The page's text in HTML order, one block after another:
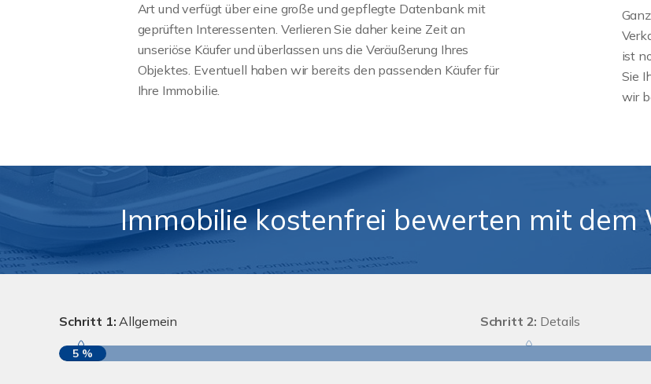
Art und verfügt über eine große und gepflegte Datenbank mit
geprüften Interessenten. Verlieren Sie daher keine Zeit an
unseriöse Käufer und überlassen uns die Veräußerung Ihres
Objektes. Eventuell haben wir bereits den passenden Käufer für
Ihre Immobilie.
ist
Sie
wir
Immobilie kostenfrei bewerten mit
Schritt 1: Allgemein Schritt 2: Details
5 %